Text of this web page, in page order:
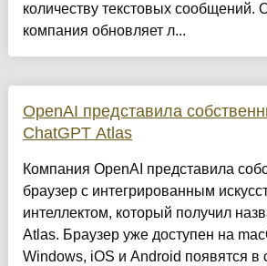
количеству текстовых сообщений.
компания обновляет л...
OpenAI представила
ChatGPT Atlas
Компания OpenAI представила
браузер с интегрированным
интеллектом, который получил
Atlas. Браузер уже доступен на
Windows, iOS и Android появятся в